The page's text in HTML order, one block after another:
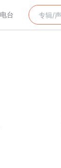
电台